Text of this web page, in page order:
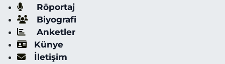
Röportaj
Biyografi
Anketler
Künye
İletişim